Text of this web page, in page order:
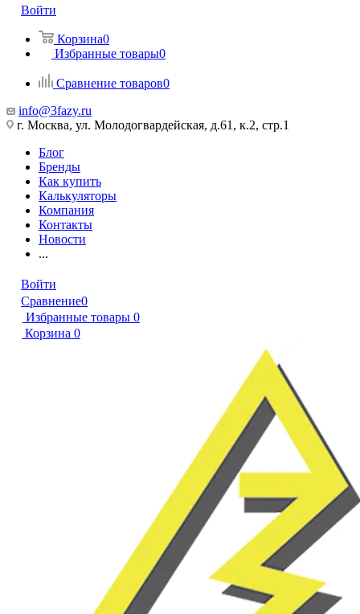
Войти
Корзина0
Избранные товары0
Сравнение товаров0
info@3fazy.ru
г. Москва, ул. Молодогвардейская, д.61, к.2, стр.1
Блог
Бренды
Как купить
Калькуляторы
Компания
Контакты
Новости
...
Войти
Сравнение0
Избранные товары 0
Корзина 0